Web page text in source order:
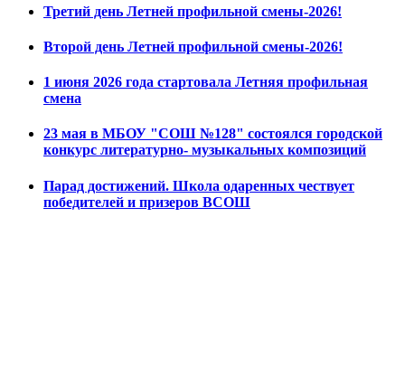
Третий день Летней профильной смены-2026!
Второй день Летней профильной смены-2026!
1 июня 2026 года стартовала Летняя профильная
смена
23 мая в МБОУ "СОШ №128" состоялся городской
конкурс литературно- музыкальных композиций
Парад достижений. Школа одаренных чествует
победителей и призеров ВСОШ